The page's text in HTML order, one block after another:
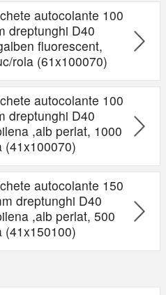
autocolante 100
dreptunghi D40
fluorescent,
rola (61x100070)
autocolante 100
dreptunghi D40
,alb perlat, 1000
(41x100070)
autocolante 150
dreptunghi D40
,alb perlat, 500
(41x150100)